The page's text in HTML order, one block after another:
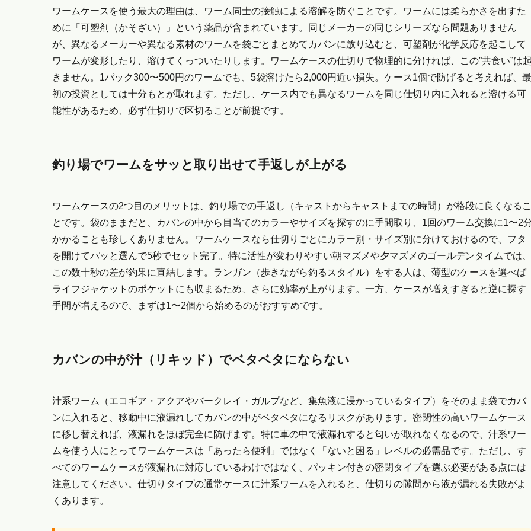
ワームケースを使う最大の理由は、ワーム同士の接触による溶解を防ぐことです。ワームには柔らかさを出すた
めに「可塑剤（かそざい）」という薬品が含まれています。同じメーカーの同じシリーズなら問題ありません
が、異なるメーカーや異なる素材のワームを袋ごとまとめてカバンに放り込むと、可塑剤が化学反応を起こして
ワームが変形したり、溶けてくっついたりします。ワームケースの仕切りで物理的に分ければ、この”共食い”は起
きません。1パック300〜500円のワームでも、5袋溶けたら2,000円近い損失。ケース1個で防げると考えれば、最
初の投資としては十分もとが取れます。ただし、ケース内でも異なるワームを同じ仕切り内に入れると溶ける可
能性があるため、必ず仕切りで区切ることが前提です。
釣り場でワームをサッと取り出せて手返しが上がる
ワームケースの2つ目のメリットは、釣り場での手返し（キャストからキャストまでの時間）が格段に良くなるこ
とです。袋のままだと、カバンの中から目当てのカラーやサイズを探すのに手間取り、1回のワーム交換に1〜2
かかることも珍しくありません。ワームケースなら仕切りごとにカラー別・サイズ別に分けておけるので、フタ
を開けてパッと選んで5秒でセット完了。特に活性が変わりやすい朝マズメや夕マズメのゴールデンタイムでは、
この数十秒の差が釣果に直結します。ランガン（歩きながら釣るスタイル）をする人は、薄型のケースを選べば
ライフジャケットのポケットにも収まるため、さらに効率が上がります。一方、ケースが増えすぎると逆に探す
手間が増えるので、まずは1〜2個から始めるのがおすすめです。
カバンの中が汁（リキッド）でベタベタにならない
汁系ワーム（エコギア・アクアやバークレイ・ガルプなど、集魚液に浸かっているタイプ）をそのまま袋でカバ
ンに入れると、移動中に液漏れしてカバンの中がベタベタになるリスクがあります。密閉性の高いワームケース
に移し替えれば、液漏れをほぼ完全に防げます。特に車の中で液漏れすると匂いが取れなくなるので、汁系ワー
ムを使う人にとってワームケースは「あったら便利」ではなく「ないと困る」レベルの必需品です。ただし、す
べてのワームケースが液漏れに対応しているわけではなく、パッキン付きの密閉タイプを選ぶ必要がある点には
注意してください。仕切りタイプの通常ケースに汁系ワームを入れると、仕切りの隙間から液が漏れる失敗がよ
くあります。